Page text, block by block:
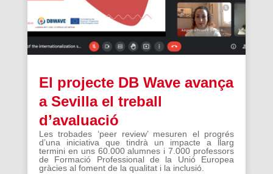
El projecte DB Wave avança
a Sevilla el treball
d’avaluació
Les trobades ‘peer review’ mesuren el progrés
d’una iniciativa que tindrà un impacte a llarg
termini en uns 60.000 alumnes i 7.000 professors
de Formació Professional de la Unió Europea
gràcies al foment de la qualitat i la inclusió.